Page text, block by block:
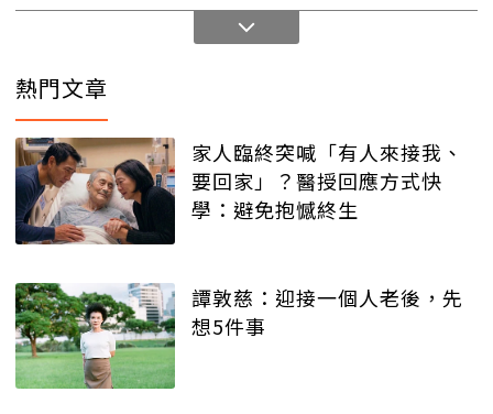
熱門文章
家人臨終突喊「有人來接我、
要回家」？醫授回應方式快
學：避免抱憾終生
譚敦慈：迎接一個人老後，先
想5件事